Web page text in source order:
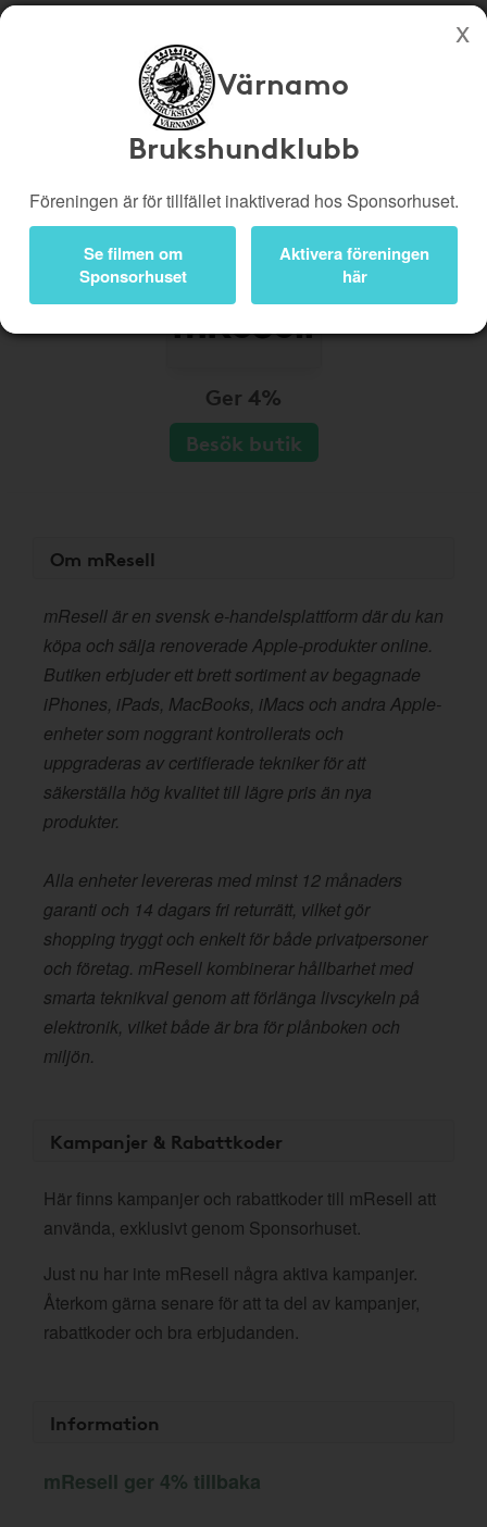
Köp genom denna sida stöttar Värnamo Brukshundklubb
Bli medlem
Logga in
Värnamo
Brukshundklubb
Föreningen är för tillfället inaktiverad hos Sponsorhuset.
Se filmen om
Sponsorhuset
Aktivera föreningen
här
Ger 4%
Besök butik
Om mResell
mResell är en svensk e-handelsplattform där du kan
köpa och sälja renoverade Apple-produkter online.
Butiken erbjuder ett brett sortiment av begagnade
iPhones, iPads, MacBooks, iMacs och andra Apple-
enheter som noggrant kontrollerats och
uppgraderas av certifierade tekniker för att
säkerställa hög kvalitet till lägre pris än nya
produkter.
Alla enheter levereras med minst 12 månaders
garanti och 14 dagars fri returrätt, vilket gör
shopping tryggt och enkelt för både privatpersoner
och företag. mResell kombinerar hållbarhet med
smarta teknikval genom att förlänga livscykeln på
elektronik, vilket både är bra för plånboken och
miljön.
Kampanjer & Rabattkoder
Här finns kampanjer och rabattkoder till mResell att
använda, exklusivt genom Sponsorhuset.
Just nu har inte mResell några aktiva kampanjer.
Återkom gärna senare för att ta del av kampanjer,
rabattkoder och bra erbjudanden.
Information
mResell ger 4% tillbaka